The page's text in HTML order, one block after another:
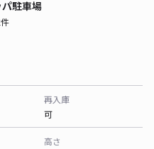
駐車場
再入庫
可
高さ